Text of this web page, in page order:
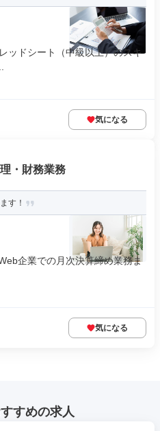
ッドシート（中級以上）のスキ
気になる
・財務業務
す！
企業での月次決算締め業務ま
気になる
すめの求人